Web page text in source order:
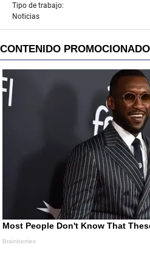
Tipo de trabajo:
Noticias